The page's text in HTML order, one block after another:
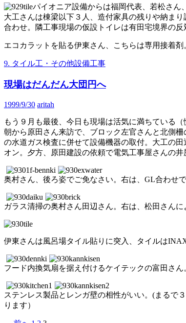
パイオニア設備からは福岡代表、若松さん
大工さんは棟梁以下３人、造付家具の残りや納ま
合わせ。隣工事現場の仮設トイレは有田宅境界の反
エコカラットを貼る伊東さん、こちらは専用接着剤
9. タイル工・その他設備工事
現場はだんだん大団円へ
1999/9/30 aritah
もう９月も最後、今日も現場は活気に満ちている（
朝から原田さん来訪で、ブロック左官さんと北側
の水道ガス検査に併せて設備機器の取付。大工の
オン。夕方、原田建設の依頼で電気工事屋さんの
奥村さん、後ろ姿でご免なさい。右は、GL合わせ
ガラス清掃の奥村さん田辺さん。右は、松田さん
伊東さんは風呂場タイル貼りに突入、タイルは
フード内換気扇を据え付けるケイテックの富田さ
ステンレス製品とレンガ壁の相性がいい。(まるで
ります）